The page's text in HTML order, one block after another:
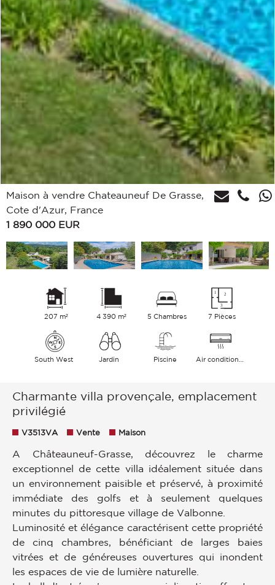
Maison à vendre Chateauneuf De Grasse,
Cote d'Azur, France
1 890 000 EUR
207 m² 4 390 m² 5 Chambres 7 Pièces
South West Jardin Piscine
Charmante villa provençale, emplacement
privilégié
V3513VA Vente Maison
A Châteauneuf-Grasse, découvrez le charme
exceptionnel de cette villa idéalement située dans
un environnement paisible et préservé, à proximité
immédiate des golfs et à seulement quelques
minutes du pittoresque village de Valbonne.
Luminosité et élégance caractérisent cette propriété
de cinq chambres, bénéficiant de larges baies
vitrées et de généreuses ouvertures qui inondent
les espaces de vie de lumière naturelle.